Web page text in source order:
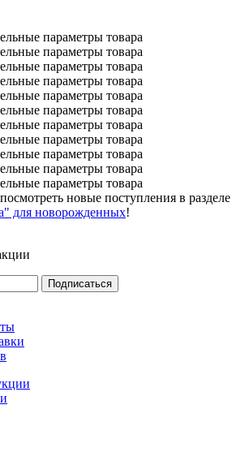
параметры товара
параметры товара
параметры товара
параметры товара
параметры товара
параметры товара
параметры товара
параметры товара
параметры товара
параметры товара
параметры товара
новые поступления в разделе
для новорожденных!
Подписаться